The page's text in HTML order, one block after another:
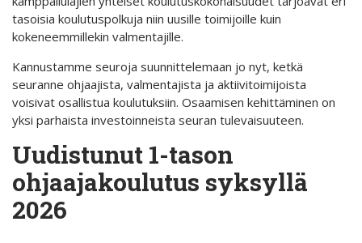
tasoisia koulutuspolkuja niin uusille toimijoille kuin
kokeneemmillekin valmentajille.
Kannustamme seuroja suunnittelemaan jo nyt, ketkä
seuranne ohjaajista, valmentajista ja aktiivitoimijoista
voisivat osallistua koulutuksiin. Osaamisen kehittäminen on
yksi parhaista investoinneista seuran tulevaisuuteen.
Uudistunut 1-tason
ohjaajakoulutus syksyllä
2026